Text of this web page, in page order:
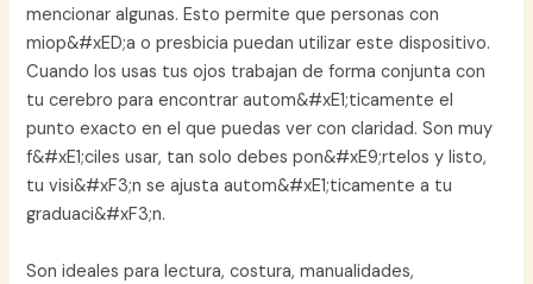
mencionar algunas. Esto permite que personas con
miop&#xED;a o presbicia puedan utilizar este dispositivo.
Cuando los usas tus ojos trabajan de forma conjunta con
tu cerebro para encontrar autom&#xE1;ticamente el
punto exacto en el que puedas ver con claridad. Son muy
f&#xE1;ciles usar, tan solo debes pon&#xE9;rtelos y listo,
tu visi&#xF3;n se ajusta autom&#xE1;ticamente a tu
graduaci&#xF3;n.
Son ideales para lectura, costura, manualidades,